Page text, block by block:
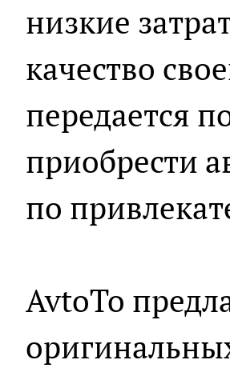
низкие
качество
передается
приобрести
по
AvtoTo